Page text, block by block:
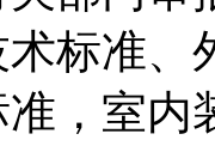
标准、
，室内